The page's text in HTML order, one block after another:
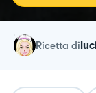
ricetta di